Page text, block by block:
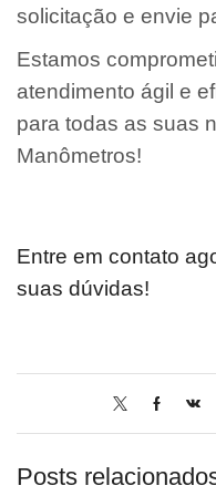
solicitação e envie
Estamos
atendimento ágil e
para todas as suas
Manômetros!
Entre em contato
suas dúvidas!
Posts